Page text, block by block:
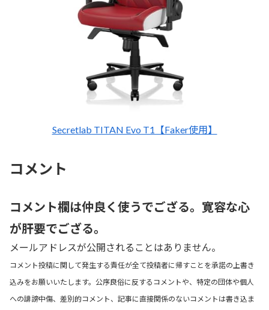
Secretlab TITAN Evo T1【Faker使用】
コメント
コメント欄は仲良く使うでござる。寛容な心
が肝要でござる。
メールアドレスが公開されることはありません。
コメント投稿に関して発生する責任が全て投稿者に帰すことを承諾の上書き
込みをお願いいたします。公序良俗に反するコメントや、特定の団体や個人
への誹謗中傷、差別的コメント、記事に直接関係のないコメントは書き込ま